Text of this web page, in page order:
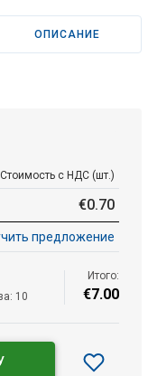
ОПИСАНИЕ
Стоимость с НДС (шт.)
€0.70
предложение
10
Итого:
€7.00